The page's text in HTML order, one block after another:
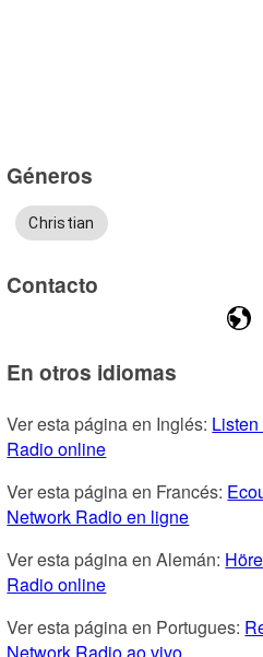
Géneros
Christian
Contacto
En otros idiomas
Ver esta página en Inglés:
Radio online
Ver esta página en Francés:
Network Radio en ligne
Ver esta página en Alemán:
Radio online
Ver esta página en Portugues:
Network Radio ao vivo